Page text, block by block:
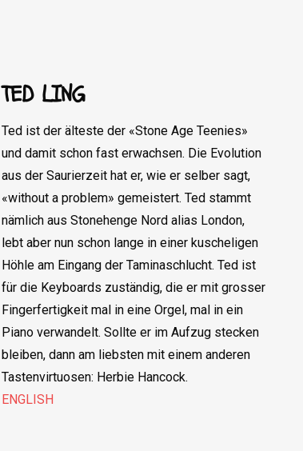
TED LING
Ted ist der älteste der «Stone Age Teenies»
und damit schon fast erwachsen. Die Evolution
aus der Saurierzeit hat er, wie er selber sagt,
«without a problem» gemeistert. Ted stammt
nämlich aus Stonehenge Nord alias London,
lebt aber nun schon lange in einer kuscheligen
Höhle am Eingang der Taminaschlucht. Ted ist
für die Keyboards zuständig, die er mit grosser
Fingerfertigkeit mal in eine Orgel, mal in ein
Piano verwandelt. Sollte er im Aufzug stecken
bleiben, dann am liebsten mit einem anderen
Tastenvirtuosen: Herbie Hancock.
ENGLISH